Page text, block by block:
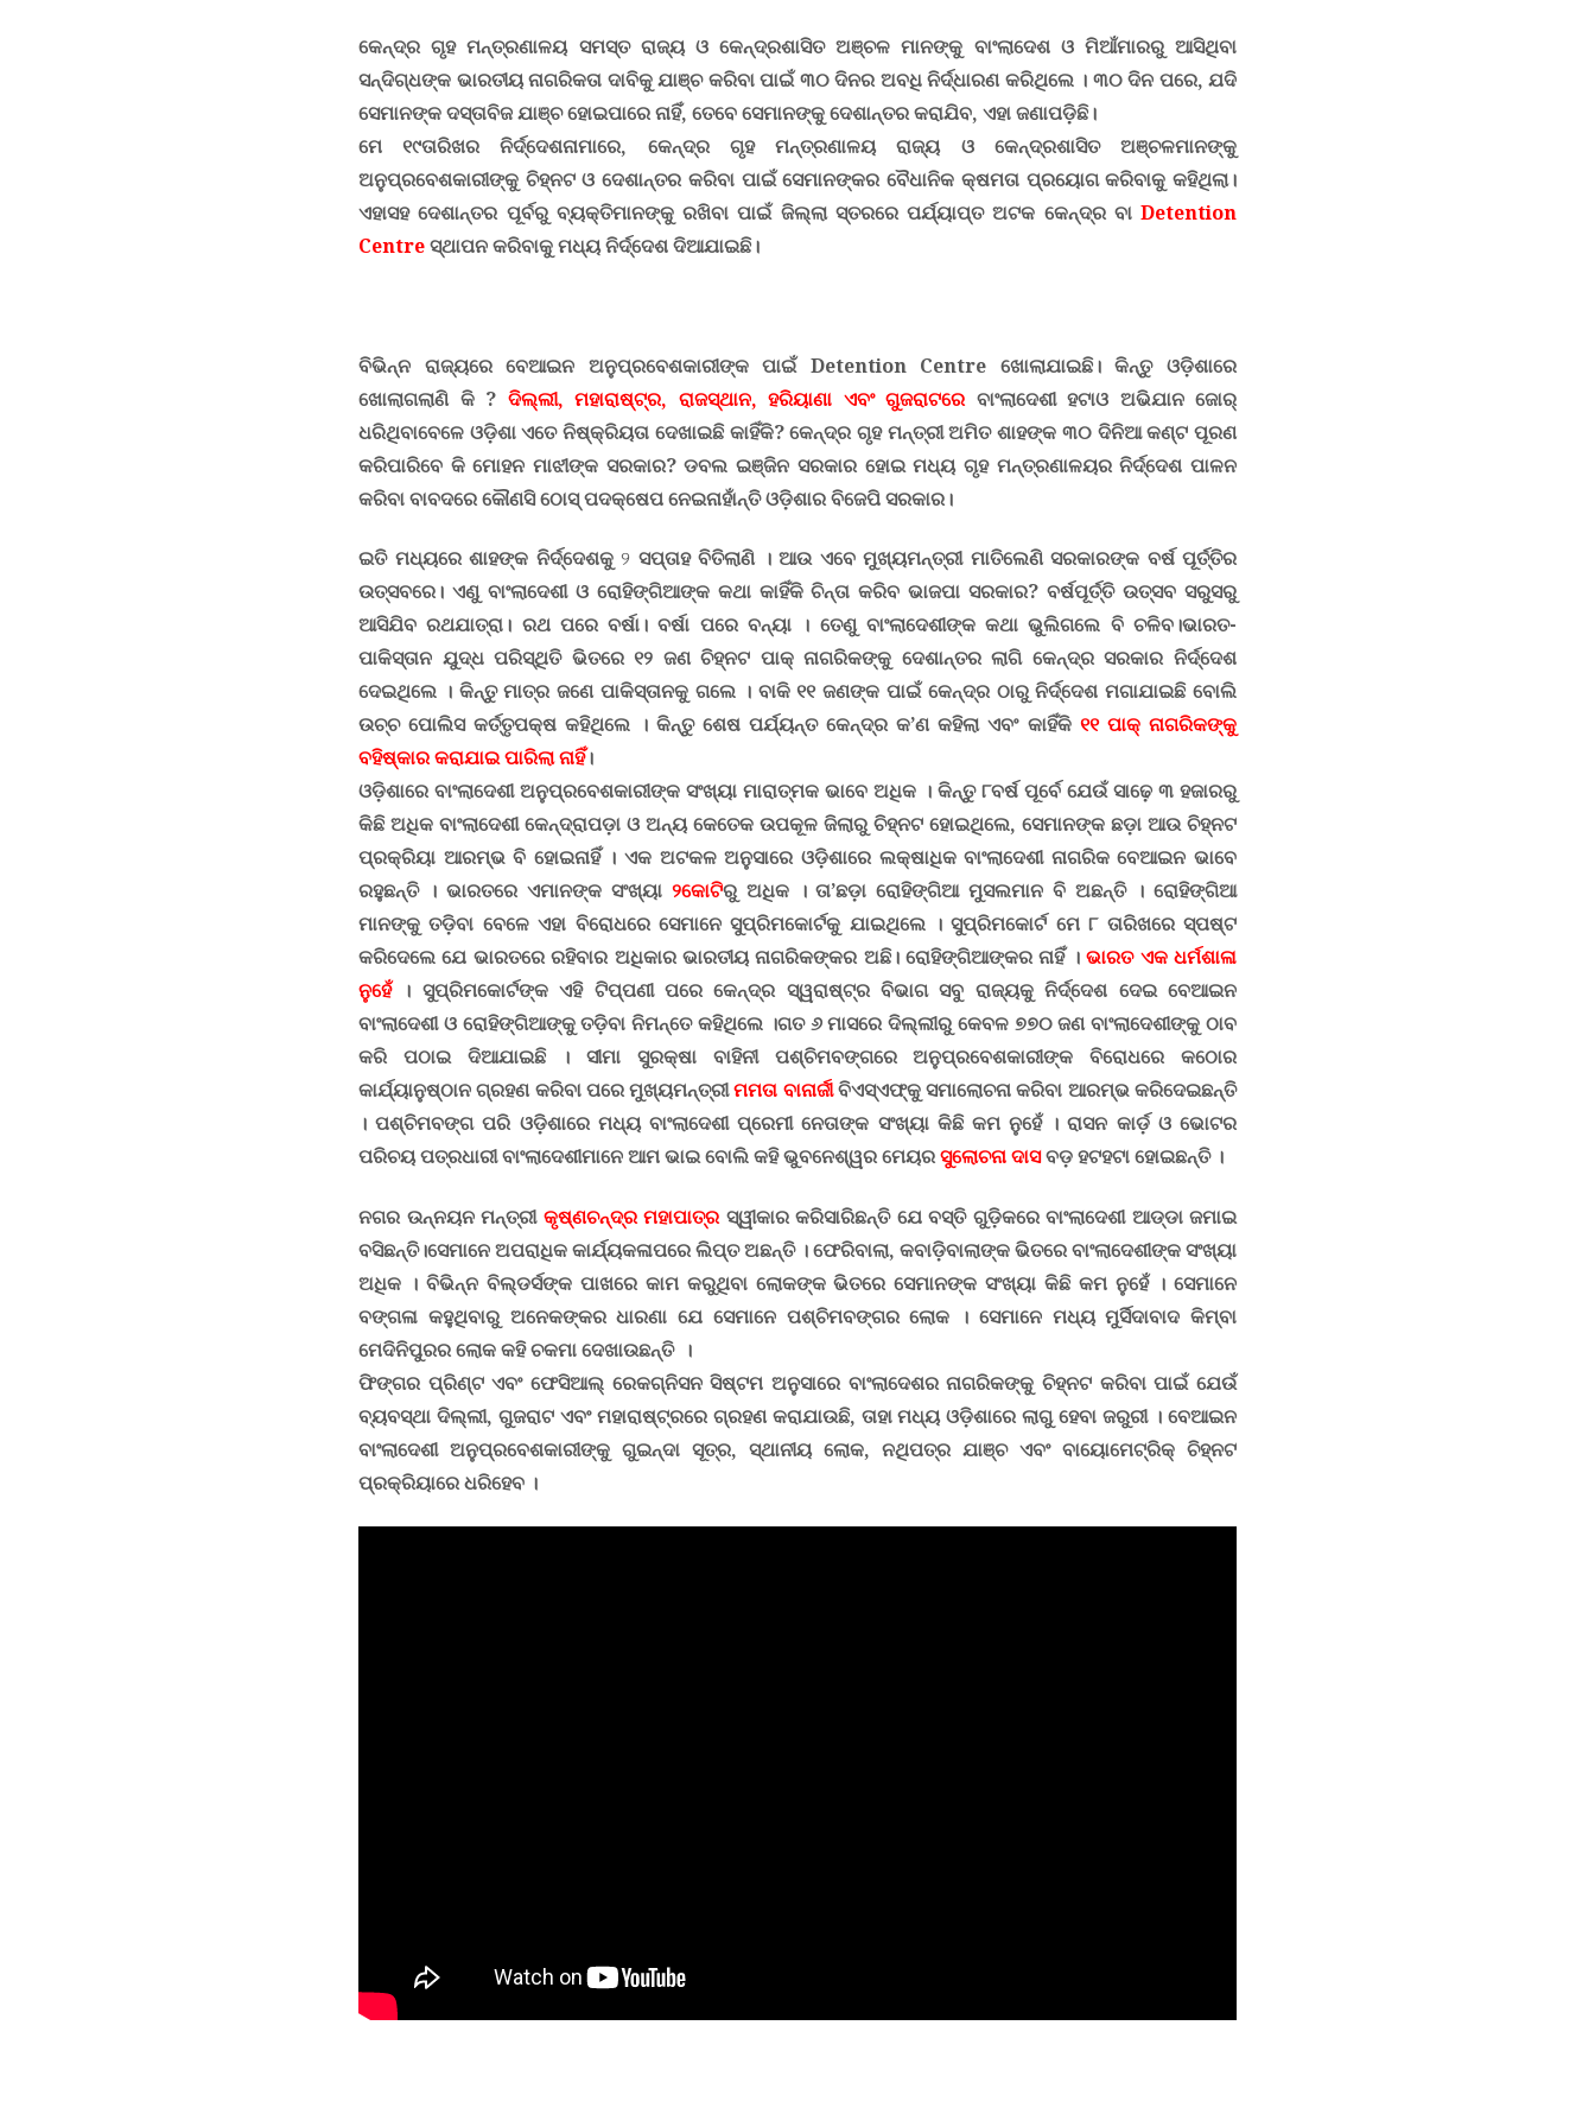
କେନ୍ଦ୍ର ଗୃହ ମନ୍ତ୍ରଣାଳୟ ସମସ୍ତ ରାଜ୍ୟ ଓ କେନ୍ଦ୍ରଶାସିତ ଅଞ୍ଚଳ ମାନଙ୍କୁ ବାଂଲାଦେଶ ଓ ମିଆଁମାରରୁ ଆସିଥିବା
ସନ୍ଦିଗ୍ଧଙ୍କ ଭାରତୀୟ ନାଗରିକତା ଦାବିକୁ ଯାଞ୍ଚ କରିବା ପାଇଁ ୩୦ ଦିନର ଅବଧି ନିର୍ଦ୍ଧାରଣ କରିଥିଲେ । ୩୦ ଦିନ ପରେ, ଯଦି
ସେମାନଙ୍କ ଦସ୍ତାବିଜ ଯାଞ୍ଚ ହୋଇପାରେ ନାହିଁ, ତେବେ ସେମାନଙ୍କୁ ଦେଶାନ୍ତର କରାଯିବ, ଏହା ଜଣାପଡ଼ିଛି।
ମେ
୧୯ତାରିଖର ନିର୍ଦ୍ଦେଶନାମାରେ, କେନ୍ଦ୍ର ଗୃହ ମନ୍ତ୍ରଣାଳୟ ରାଜ୍ୟ ଓ କେନ୍ଦ୍ରଶାସିତ ଅଞ୍ଚଳମାନଙ୍କୁ
ଅନୁପ୍ରବେଶକାରୀଙ୍କୁ ଚିହ୍ନଟ ଓ ଦେଶାନ୍ତର କରିବା ପାଇଁ ସେମାନଙ୍କର ବୈଧାନିକ କ୍ଷମତା ପ୍ରୟୋଗ କରିବାକୁ କହିଥିଲା।
ଏହାସହ ଦେଶାନ୍ତର ପୂର୍ବରୁ ବ୍ୟକ୍ତିମାନଙ୍କୁ ରଖିବା ପାଇଁ ଜିଲ୍ଲା ସ୍ତରରେ ପର୍ଯ୍ୟାପ୍ତ ଅଟକ କେନ୍ଦ୍ର ବା Detention
Centre ସ୍ଥାପନ କରିବାକୁ ମଧ୍ୟ ନିର୍ଦ୍ଦେଶ ଦିଆଯାଇଛି।
ବିଭିନ୍ନ ରାଜ୍ୟରେ ବେଆଇନ ଅନୁପ୍ରବେଶକାରୀଙ୍କ ପାଇଁ Detention Centre ଖୋଲାଯାଇଛି। କିନ୍ତୁ ଓଡ଼ିଶାରେ
ଖୋଲାଗଲାଣି କି ? ଦିଲ୍ଲୀ, ମହାରାଷ୍ଟ୍ର, ରାଜସ୍ଥାନ, ହରିୟାଣା ଏବଂ ଗୁଜରାଟରେବାଂଲାଦେଶୀ ହଟାଓ ଅଭିଯାନ ଜୋର୍‍
ଧରିଥିବାବେଳେ ଓଡ଼ିଶା ଏତେ ନିଷ୍କ୍ରିୟତା ଦେଖାଇଛି କାହିଁକି?କେନ୍ଦ୍ର ଗୃହ ମନ୍ତ୍ରୀଅମିତ ଶାହଙ୍କ ୩୦ ଦିନିଆ କଣ୍ଟ ପୂରଣ
କରିପାରିବେ କି ମୋହନ ମାଝୀଙ୍କ ସରକାର?ଡବଲ ଇଞ୍ଜିନ ସରକାର ହୋଇ ମଧ୍ୟ ଗୃହ ମନ୍ତ୍ରଣାଳୟର ନିର୍ଦ୍ଦେଶ ପାଳନ
କରିବା ବାବଦରେ କୌଣସି ଠୋସ୍‍ ପଦକ୍ଷେପ ନେଇନାହାଁନ୍ତି ଓଡ଼ିଶାର ବିଜେପି ସରକାର।
ଇତି ମଧ୍ୟରେ ଶାହଙ୍କ ନିର୍ଦ୍ଦେଶକୁ ୨ ସପ୍ତାହ ବିତିଲାଣି । ଆଉ ଏବେ ମୁଖ୍ୟମନ୍ତ୍ରୀ ମାତିଲେଣି ସରକାରଙ୍କ ବର୍ଷ ପୂର୍ତ୍ତିର
ଉତ୍ସବରେ । ଏଣୁ ବାଂଲାଦେଶୀ ଓ ରୋହିଙ୍ଗିଆଙ୍କ କଥା କାହିଁକି ଚିନ୍ତା କରିବ ଭାଜପା ସରକାର?ବର୍ଷପୂର୍ତ୍ତି ଉତ୍ସବ ସରୁସରୁ
ଆସିଯିବ ରଥଯାତ୍ରା । ରଥ ପରେ ବର୍ଷା। ବର୍ଷା ପରେ ବନ୍ୟା । ତେଣୁ ବାଂଲାଦେଶୀଙ୍କ କଥା ଭୁଲିଗଲେ ବି ଚଳିବ।ଭାରତ-
ପାକିସ୍ତାନ ଯୁଦ୍ଧ ପରିସ୍ଥିତି ଭିତରେ ୧୨ ଜଣ ଚିହ୍ନଟ ପାକ୍‍ ନାଗରିକଙ୍କୁ ଦେଶାନ୍ତର ଲାଗି କେନ୍ଦ୍ର ସରକାର ନିର୍ଦ୍ଦେଶ
ଦେଇଥିଲେ । କିନ୍ତୁ ମାତ୍ର ଜଣେ ପାକିସ୍ତାନକୁ ଗଲେ । ବାକି ୧୧ ଜଣଙ୍କ ପାଇଁ କେନ୍ଦ୍ର ଠାରୁ ନିର୍ଦ୍ଦେଶ ମଗାଯାଇଛି ବୋଲି
ଉଚ୍ଚ ପୋଲିସ କର୍ତ୍ତୃପକ୍ଷ କହିଥିଲେ । କିନ୍ତୁ ଶେଷ ପର୍ଯ୍ୟନ୍ତ କେନ୍ଦ୍ର କ’ଣ କହିଲା ଏବଂ କାହିଁକି ୧୧ ପାକ୍‍ ନାଗରିକଙ୍କୁ
ବହିଷ୍କାର କରାଯାଇ ପାରିଲା ନାହିଁ।
ଓଡ଼ିଶାରେ ବାଂଲାଦେଶୀ ଅନୁପ୍ରବେଶକାରୀଙ୍କ ସଂଖ୍ୟା ମାରାତ୍ମକ ଭାବେ ଅଧିକ । କିନ୍ତୁ ୮ବର୍ଷ ପୂର୍ବେ ଯେଉଁ ସାଢ଼େ ୩ ହଜାରରୁ
କିଛି ଅଧିକ ବାଂଲାଦେଶୀ କେନ୍ଦ୍ରାପଡ଼ା ଓ ଅନ୍ୟ କେତେକ ଉପକୂଳ ଜିଲାରୁ ଚିହ୍ନଟ ହୋଇଥିଲେ, ସେମାନଙ୍କ ଛଡ଼ା ଆଉ ଚିହ୍ନଟ
ପ୍ରକ୍ରିୟା ଆରମ୍ଭ ବି ହୋଇନାହିଁ । ଏକ ଅଟକଳ ଅନୁସାରେ ଓଡ଼ିଶାରେ ଲକ୍ଷାଧିକ ବାଂଲାଦେଶୀ ନାଗରିକ ବେଆଇନ ଭାବେ
ରହୁଛନ୍ତି । ଭାରତରେ ଏମାନଙ୍କ ସଂଖ୍ୟା ୨କୋଟିରୁ ଅଧିକ । ତା’ଛଡ଼ା ରୋହିଙ୍ଗିଆ ମୁସଲମାନ ବି ଅଛନ୍ତି ।ରୋହିଙ୍ଗିଆ
ମାନଙ୍କୁ ତଡ଼ିବା ବେଳେ ଏହା ବିରୋଧରେ ସେମାନେ ସୁପ୍ରିମକୋର୍ଟକୁ ଯାଇଥିଲେ । ସୁପ୍ରିମକୋର୍ଟ ମେ ୮ ତାରିଖରେ ସ୍ପଷ୍ଟ
କରିଦେଲେ ଯେ ଭାରତରେ ରହିବାର ଅଧିକାର ଭାରତୀୟ ନାଗରିକଙ୍କର ଅଛି। ରୋହିଙ୍ଗିଆଙ୍କର ନାହିଁ ।ଭାରତ ଏକ ଧର୍ମଶାଳା
ନୁହେଁ। ସୁପ୍ରିମକୋର୍ଟଙ୍କ ଏହି ଟିପ୍ପଣୀ ପରେ କେନ୍ଦ୍ର ସ୍ୱରାଷ୍ଟ୍ର ବିଭାଗ ସବୁ ରାଜ୍ୟକୁ ନିର୍ଦ୍ଦେଶ ଦେଇ ବେଆଇନ
ବାଂଲାଦେଶୀ ଓ ରୋହିଙ୍ଗିଆଙ୍କୁ ତଡ଼ିବା ନିମନ୍ତେ କହିଥିଲେ ।ଗତ ୬ ମାସରେ ଦିଲ୍ଲୀରୁ କେବଳ ୭୭୦ ଜଣ ବାଂଲାଦେଶୀଙ୍କୁ ଠାବ
କରି ପଠାଇ ଦିଆଯାଇଛି ।ସୀମା ସୁରକ୍ଷା ବାହିନୀ ପଶ୍ଚିମବଙ୍ଗରେ ଅନୁପ୍ରବେଶକାରୀଙ୍କ ବିରୋଧରେ କଠୋର
କାର୍ଯ୍ୟାନୁଷ୍ଠାନ ଗ୍ରହଣ କରିବା ପରେ ମୁଖ୍ୟମନ୍ତ୍ରୀମମତା ବାନାର୍ଜୀବିଏସ୍‍ଏଫ୍‍କୁ ସମାଲୋଚନା କରିବା ଆରମ୍ଭ କରିଦେଇଛନ୍ତି
।ପଶ୍ଚିମବଙ୍ଗ ପରି ଓଡ଼ିଶାରେ ମଧ୍ୟ ବାଂଲାଦେଶୀ ପ୍ରେମୀ ନେତାଙ୍କ ସଂଖ୍ୟା କିଛି କମ ନୁହେଁ । ରାସନ କାର୍ଡ଼ ଓ ଭୋଟର
ପରିଚୟ ପତ୍ରଧାରୀ ବାଂଲାଦେଶୀମାନେ ଆମ ଭାଇ ବୋଲି କହି ଭୁବନେଶ୍ୱର ମେୟର ସୁଲୋଚନା ଦାସ ବଡ଼ ହଟହଟା ହୋଇଛନ୍ତି ।
ନଗର ଉନ୍ନୟନ ମନ୍ତ୍ରୀ କୃଷ୍ଣଚନ୍ଦ୍ର ମହାପାତ୍ର ସ୍ୱୀକାର କରିସାରିଛନ୍ତି ଯେ ବସ୍ତି ଗୁଡ଼ିକରେ ବାଂଲାଦେଶୀ ଆଡ୍ଡା ଜମାଇ
ବସିଛନ୍ତି।ସେମାନେ ଅପରାଧିକ କାର୍ଯ୍ୟକଳାପରେ ଲିପ୍ତ ଅଛନ୍ତି । ଫେରିବାଲା, କବାଡ଼ିବାଲାଙ୍କ ଭିତରେ ବାଂଲାଦେଶୀଙ୍କ ସଂଖ୍ୟା
ଅଧିକ । ବିଭିନ୍ନ ବିଲ୍ଡର୍ସଙ୍କ ପାଖରେ କାମ କରୁଥିବା ଲୋକଙ୍କ ଭିତରେ ସେମାନଙ୍କ ସଂଖ୍ୟା କିଛି କମ ନୁହେଁ । ସେମାନେ
ବଙ୍ଗଳା କହୁଥିବାରୁ ଅନେକଙ୍କର ଧାରଣା ଯେ ସେମାନେ ପଶ୍ଚିମବଙ୍ଗର ଲୋକ । ସେମାନେ ମଧ୍ୟ ମୁର୍ସିଦାବାଦ କିମ୍ବା
ମେଦିନିପୁରର ଲୋକ କହି ଚକମା ଦେଖାଉଛନ୍ତି ।
ଫିଙ୍ଗର ପ୍ରିଣ୍ଟ ଏବଂ ଫେସିଆଲ୍‍ ରେକଗ୍‍ନିସନ ସିଷ୍ଟମ ଅନୁସାରେ ବାଂଲାଦେଶର ନାଗରିକଙ୍କୁ ଚିହ୍ନଟ କରିବା ପାଇଁ ଯେଉଁ
ବ୍ୟବସ୍ଥା ଦିଲ୍ଲୀ, ଗୁଜରାଟ ଏବଂ ମହାରାଷ୍ଟ୍ରରେ ଗ୍ରହଣ କରାଯାଉଛି, ତାହା ମଧ୍ୟ ଓଡ଼ିଶାରେ ଲାଗୁ ହେବା ଜରୁରୀ । ବେଆଇନ
ବାଂଲାଦେଶୀ ଅନୁପ୍ରବେଶକାରୀଙ୍କୁ ଗୁଇନ୍ଦା ସୂତ୍ର, ସ୍ଥାନୀୟ ଲୋକ, ନଥିପତ୍ର ଯାଞ୍ଚ ଏବଂ ବାୟୋମେଟ୍ରିକ୍‍ ଚିହ୍ନଟ
ପ୍ରକ୍ରିୟାରେ ଧରିହେବ ।